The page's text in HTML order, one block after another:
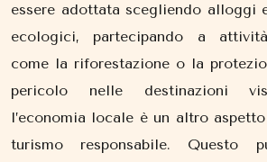
essere adottata scegliendo alloggi
ecologici, partecipando a
come la riforestazione o la
pericolo nelle destinazioni
l’economia locale è un altro
turismo responsabile. Questo